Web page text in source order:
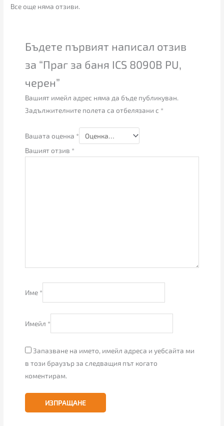
Все още няма отзиви.
Бъдете първият написал отзив
за “Праг за баня ICS 8090B PU,
черен”
Вашият имейл адрес няма да бъде публикуван.
Задължителните полета са отбелязани с *
Вашата оценка *
Вашият отзив *
Име *
Имейл *
Запазване на името, имейл адреса и уебсайта ми
в този браузър за следващия път когато
коментирам.